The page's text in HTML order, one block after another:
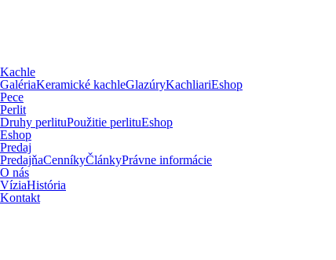
Kachle
GalériaKeramické kachleGlazúryKachliariEshop
Pece
Perlit
Druhy perlituPoužitie perlituEshop
Eshop
Predaj
PredajňaCenníkyČlánkyPrávne informácie
O nás
VíziaHistória
Kontakt